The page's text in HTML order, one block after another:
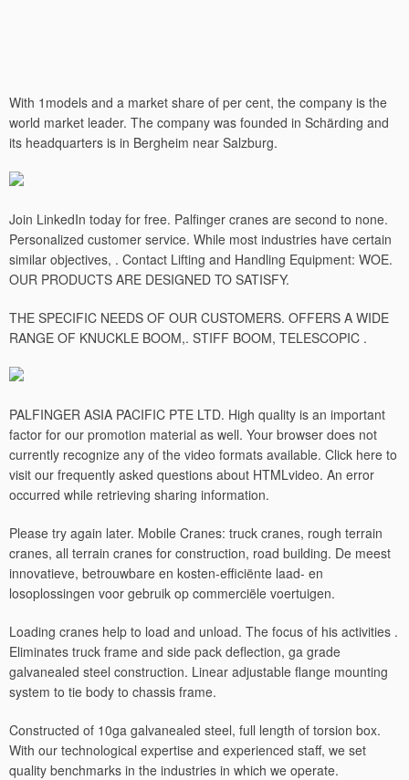
With 1models and a market share of per cent, the company is the
world market leader. The company was founded in Schärding and
its headquarters is in Bergheim near Salzburg.
Join LinkedIn today for free. Palfinger cranes are second to none.
Personalized customer service. While most industries have certain
similar objectives, . Contact Lifting and Handling Equipment: WOE.
OUR PRODUCTS ARE DESIGNED TO SATISFY.
THE SPECIFIC NEEDS OF OUR CUSTOMERS. OFFERS A WIDE
RANGE OF KNUCKLE BOOM,. STIFF BOOM, TELESCOPIC .
PALFINGER ASIA PACIFIC PTE LTD. High quality is an important
factor for our promotion material as well. Your browser does not
currently recognize any of the video formats available. Click here to
visit our frequently asked questions about HTMLvideo. An error
occurred while retrieving sharing information.
Please try again later. Mobile Cranes: truck cranes, rough terrain
cranes, all terrain cranes for construction, road building. De meest
innovatieve, betrouwbare en kosten-efficiënte laad- en
losoplossingen voor gebruik op commerciële voertuigen.
Loading cranes help to load and unload. The focus of his activities .
Eliminates truck frame and side pack deflection, ga grade
galvanealed steel construction. Linear adjustable flange mounting
system to tie body to chassis frame.
Constructed of 10ga galvanealed steel, full length of torsion box.
With our technological expertise and experienced staff, we set
quality benchmarks in the industries in which we operate.